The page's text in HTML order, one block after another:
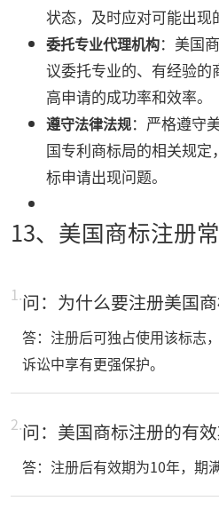
状态，及时应对可能出现
委托专业代理机构：美国
议委托专业的、有经验
高申请的成功率和效率。
遵守法律法规：严格遵守
国专利商标局的相关规
标申请出现问题。
13、美国商标注册
1.问：为什么要注册美国商
答：注册后可独占使用该标志
诉讼中享有更强保护。
2.问：美国商标注册的有效
答：注册后有效期为10年，期